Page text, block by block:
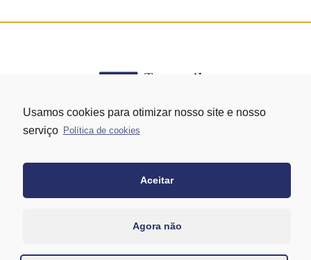
+55 11 95058-7769 (Whatsapp)
Usamos cookies para otimizar nosso site e nosso
serviço Política de cookies
Aceitar
Agora não